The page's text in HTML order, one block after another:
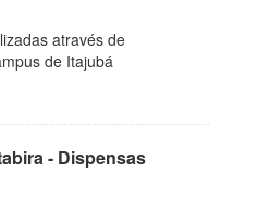
através de
de Itajubá
- Dispensas